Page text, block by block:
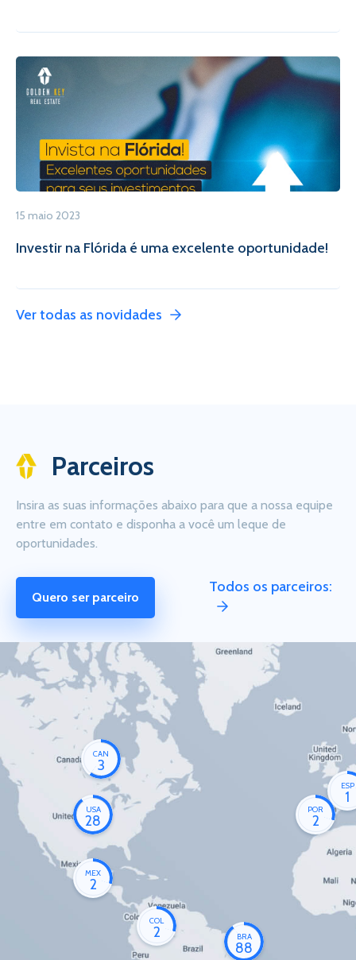
15 maio 2023
Investir na Flórida é uma excelente oportunidade!
Ver todas as novidades
Parceiros
Insira as suas informações abaixo para que a nossa equipe
entre em contato e disponha a você um leque de
oportunidades.
Quero ser parceiro
Todos os parceiros:
CAN
3
USA
28
MEX
2
COL
2 BRA
88
POR
2
ESP
1